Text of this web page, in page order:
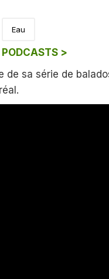
Eau
PODCASTS >
de sa série de